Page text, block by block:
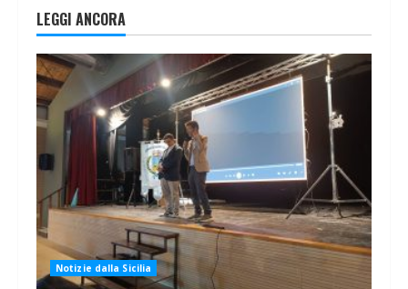
LEGGI ANCORA
Notizie dalla Sicilia